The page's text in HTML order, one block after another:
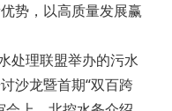
势，以高质量发展赢
理联盟举办的污水
沙龙暨首期“双百跨